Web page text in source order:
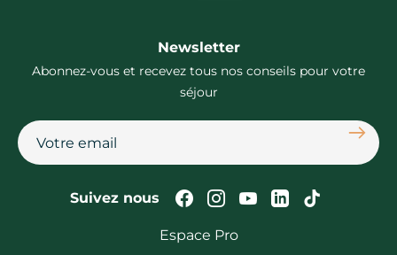
Newsletter
Abonnez-vous et recevez tous nos conseils pour votre
séjour
Suivez nous Suivez-nous sur
Suivez-nous sur
Suivez-nous
Suivez-Suivez-
Espace Pro